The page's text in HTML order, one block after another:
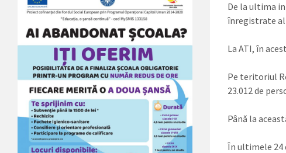
De la ultima
înregistrate
La ATI, în
Pe teritoriul
23.012 de
Până la
În ultimele 24